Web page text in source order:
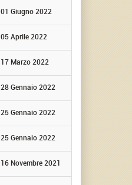
01 Giugno 2022
05 Aprile 2022
17 Marzo 2022
28 Gennaio 2022
25 Gennaio 2022
25 Gennaio 2022
16 Novembre 2021